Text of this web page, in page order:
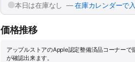
本日は在庫なし —在庫カレンダーで
価格推移
アップルストアのApple認定整備済品コーナー
が確認出来ます。